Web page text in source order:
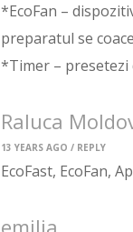
*EcoFan –
preparatul se
*Timer –
Raluca
13 YEARS AGO / REPLY
EcoFast, EcoFan,